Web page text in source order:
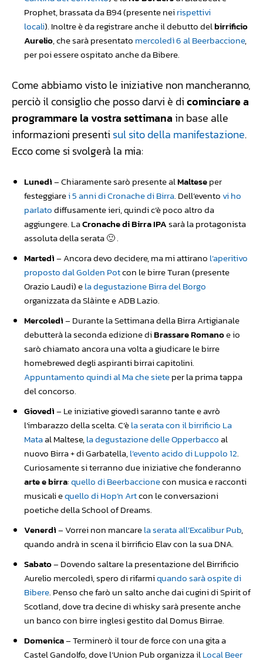
Prophet, brassata da B94 (presente neirispettivi
locali). Inoltre è da registrare anche il debutto delbirrificio
Aurelio, che sarà presentato mercoledì 6 al Beerbaccione,
per poi essere ospitato anche da Bibere.
Come abbiamo visto le iniziative non mancheranno,
perciò il consiglio che posso darvi è dicominciare a
programmare la vostra settimana in base alle
informazioni presenti sul sito della manifestazione.
Ecco come si svolgerà la mia:
Lunedì– Chiaramente sarò presente alMalteseper
festeggiarei 5 anni di Cronache di Birra. Dell’evento vi ho
parlatodiffusamente ieri, quindi c’è poco altro da
aggiungere. LaCronache di Birra IPAsarà la protagonista
assoluta della serata 🙂 .
Martedì– Ancora devo decidere, ma mi attirano l’aperitivo
proposto dal Golden Potcon le birre Turan (presente
Orazio Laudi) ela degustazione Birra del Borgo
organizzata da Slàinte e ADB Lazio.
Mercoledì– Durante la Settimana della Birra Artigianale
debutterà la seconda edizione diBrassare Romanoe io
sarò chiamato ancora una volta a giudicare le birre
homebrewed degli aspiranti birrai capitolini.
Appuntamento quindi al Ma che sieteper la prima tappa
del concorso.
Giovedì– Le iniziative giovedì saranno tante e avrò
l’imbarazzo della scelta. C’èla serata con il birrificio La
Mataal Maltese,la degustazione delle Opperbaccoal
nuovo Birra + di Garbatella,l’evento acido di Luppolo 12.
Curiosamente si terranno due iniziative che fonderanno
arte e birra:quello di Beerbaccionecon musica e racconti
musicali equello di Hop’n Artcon le conversazioni
poetiche della School of Dreams.
Venerdì– Vorrei non mancarela serata all’Excalibur Pub,
quando andrà in scena il birrificio Elav con la sua DNA.
Sabato– Dovendo saltare la presentazione del Birrificio
Aurelio mercoledì, spero di rifarmiquando sarà ospite di
Bibere. Penso che farò un salto anche dai cugini di Spirit of
Scotland, dove tra decine di whisky sarà presente anche
un banco con birre inglesi gestito dal Domus Birrae.
Domenica– Terminerò il tour de force con una gita a
Castel Gandolfo, dove l’Union Pub organizza ilLocal Beer